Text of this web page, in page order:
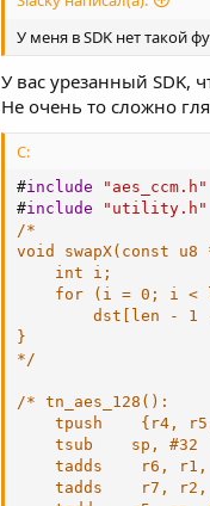
У меня в SDK нет такой
У вас урезанный SDK,
Не очень то сложно
C:
#include "aes_ccm.h"
#include "utility.h"
/*
void swapX(const
    int i;
for (i = 0; i <
dst[len - 1
}
*/
/* tn_aes_128():
tpush    {r4,
    tsub    sp, #32
tadds    r6,
tadds    r7,